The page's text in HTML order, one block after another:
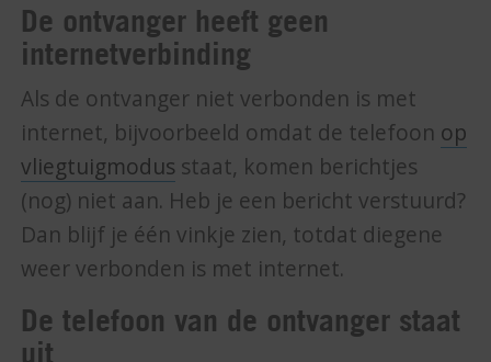
De ontvanger heeft geen
internetverbinding
Als de ontvanger niet verbonden is met
internet, bijvoorbeeld omdat de telefoon op
vliegtuigmodus staat, komen berichtjes
(nog) niet aan. Heb je een bericht verstuurd?
Dan blijf je één vinkje zien, totdat diegene
weer verbonden is met internet.
De telefoon van de ontvanger staat
uit